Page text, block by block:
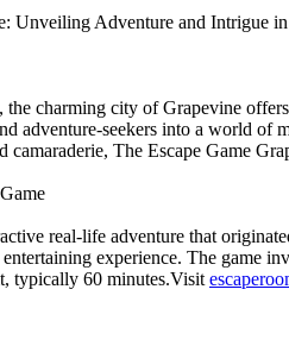
Unveiling Adventure and Intrigue
charming city of Grapevine
adventure-seekers into a world
camaraderie, The Escape Game
real-life adventure that
experience. The game
typically 60 minutes.Visit